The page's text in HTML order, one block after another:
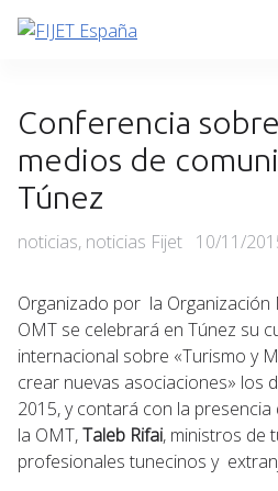
Skip
Conferencia
medios de
Túnez
Categories
noticias, noticias Fijet Posted
10/11/
Organizado por la Organización
OMT se celebrará en Túnez su
internacional sobre «Turismo y
crear nuevas asociaciones» los
2015, y contará con la
la OMT,Taleb Rifai, ministros de
profesionales tunecinos y